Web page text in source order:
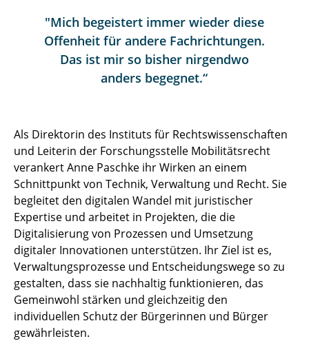
"Mich begeistert immer wieder diese
Offenheit für andere Fachrichtungen.
Das ist mir so bisher nirgendwo
anders begegnet.“
Als Direktorin des Instituts für Rechtswissenschaften
und Leiterin der Forschungsstelle Mobilitätsrecht
verankert Anne Paschke ihr Wirken an einem
Schnittpunkt von Technik, Verwaltung und Recht. Sie
begleitet den digitalen Wandel mit juristischer
Expertise und arbeitet in Projekten, die die
Digitalisierung von Prozessen und Umsetzung
digitaler Innovationen unterstützen. Ihr Ziel ist es,
Verwaltungsprozesse und Entscheidungswege so zu
gestalten, dass sie nachhaltig funktionieren, das
Gemeinwohl stärken und gleichzeitig den
individuellen Schutz der Bürgerinnen und Bürger
gewährleisten.